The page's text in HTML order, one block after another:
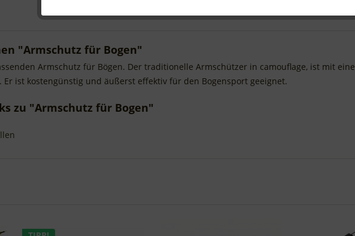
nutzbar.
Unsere Website verarbeitet folgende Cookies:
sicherzustellen.
Performance-Cookies, um das Benutzererlebnis zu verbessern.
"Armschutz für Bogen"
Armschutz für Bögen. Der traditionelle Armschützer in camouflage, ist mit
Er ist kostengünstig und äußerst effektiv für den Bogensport geeignet.
zu "Armschutz für Bogen"